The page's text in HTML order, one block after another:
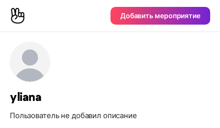
Добавить мероприятие
yliana
Пользователь не добавил описание